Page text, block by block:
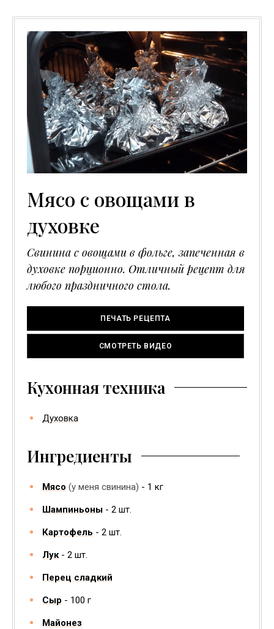
Мясо с овощами в
духовке
Свинина с овощами в фольге, запеченная в
духовке порционно. Отличный рецепт для
любого праздничного стола.
ПЕЧАТЬ РЕЦЕПТА
СМОТРЕТЬ ВИДЕО
Кухонная техника
Духовка
Ингредиенты
Мясо (у меня свинина) 1 кг
Шампиньоны 2 шт.
Картофель 2 шт.
Лук 2 шт.
Перец сладкий
Сыр 100 г
Майонез